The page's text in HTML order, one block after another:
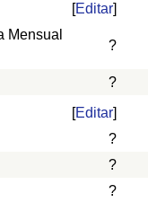
[Editar]
Mensual
?
?
[Editar]
?
?
?